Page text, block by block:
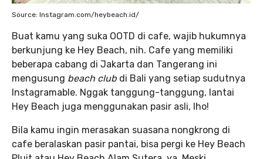
Source: Instagram.com/heybeach.id/
Buat kamu yang suka OOTD di cafe, wajib hukumnya
berkunjung ke Hey Beach, nih. Cafe yang memiliki
beberapa cabang di Jakarta dan Tangerang ini
mengusung beach club di Bali yang setiap sudutnya
Instagramable. Nggak tanggung-tanggung, lantai
Hey Beach juga menggunakan pasir asli, lho!
Bila kamu ingin merasakan suasana nongkrong di
cafe beralaskan pasir pantai, bisa pergi ke Hey Beach